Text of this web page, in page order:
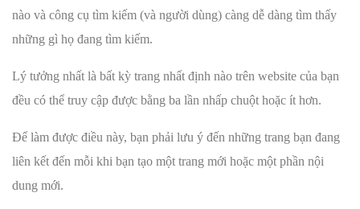
nào và công cụ tìm kiếm (và người dùng) càng dễ dàng tìm thấy
những gì họ đang tìm kiếm.
Lý tưởng nhất là bất kỳ trang nhất định nào trên website của bạn
đều có thể truy cập được bằng ba lần nhấp chuột hoặc ít hơn.
Để làm được điều này, bạn phải lưu ý đến những trang bạn đang
liên kết đến mỗi khi bạn tạo một trang mới hoặc một phần nội
dung mới.